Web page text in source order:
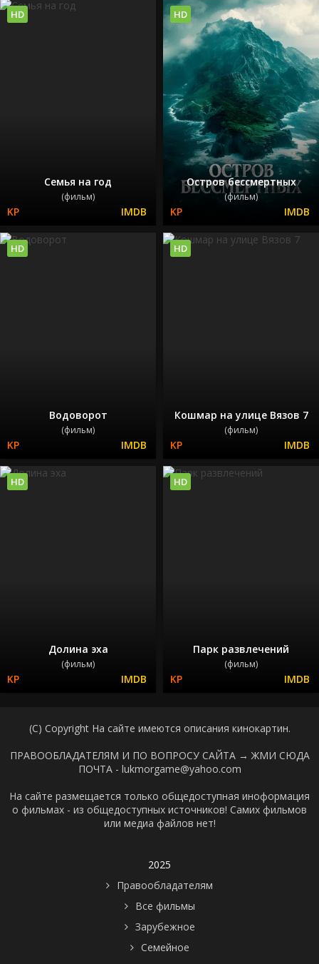
Семья на год
(фильм)
HD
Остров бессмертных
(фильм)
HD
Водоворот
(фильм)
HD
Кошмар на улице Вязов 7
(фильм)
HD
Долина эха
(фильм)
HD
Парк развлечений
(фильм)
HD
(C) Copyright На сайте имеются описания кинокартин.
ПРАВООБЛАДАТЕЛЯМ И ПО ВОПРОСУ САЙТА → ЖМИ СЮДА
ПОЧТА - lukmorgame@yahoo.com
На сайте размещается только общедоступная иноформация
о фильмах - из общедоступных источников! Самих фильмов
или медиа файлов нет!
2025
Правообладателям
Все фильмы
Зарубежное
Семейное